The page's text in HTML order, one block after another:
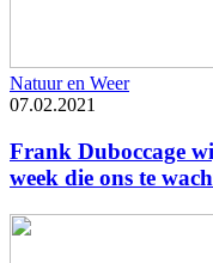
Natuur en Weer
07.02.2021
Frank Duboccage
week die ons te